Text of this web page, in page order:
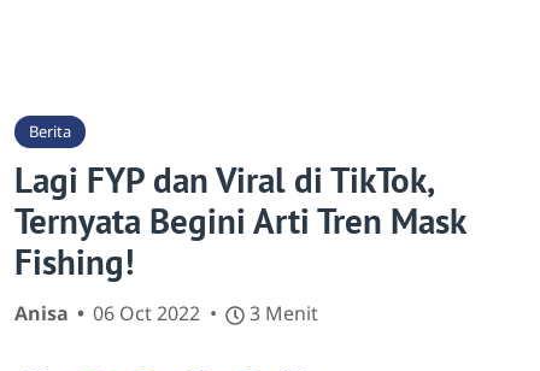
Berita
Lagi FYP dan Viral di TikTok,
Ternyata Begini Arti Tren Mask
Fishing!
Anisa 06 Oct 2022 3 Menit